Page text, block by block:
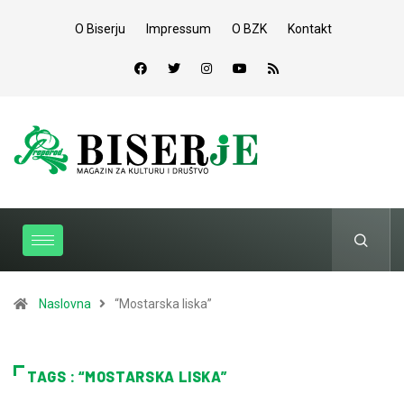
O Biserju Impressum O BZK Kontakt
Naslovna “Mostarska liska”
TAGS : “MOSTARSKA LISKA”